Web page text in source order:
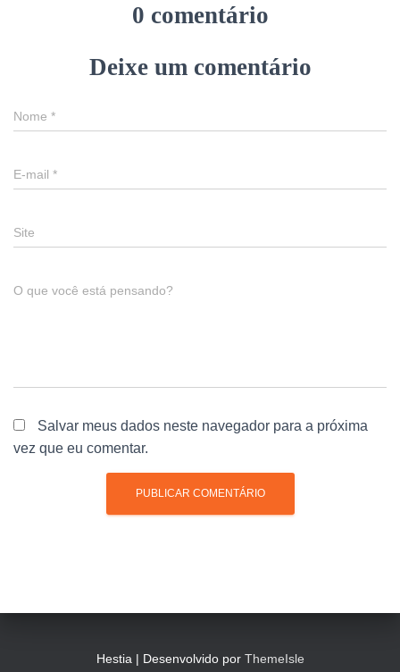
0 comentário
Deixe um comentário
Nome *
E-mail *
Site
O que você está pensando?
Salvar meus dados neste navegador para a próxima
vez que eu comentar.
Hestia | Desenvolvido por ThemeIsle